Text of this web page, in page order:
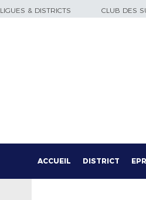
LIGUES & DISTRICTS CLUB DES
ACCUEIL DISTRICT